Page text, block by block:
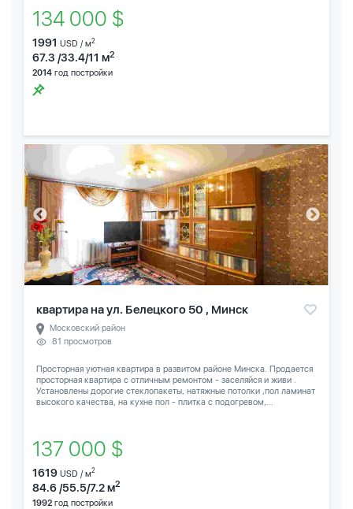
134 000 $
1991 USD / м2
67.3 /33.4/11 м2
2014 год постройки
квартира на ул. Белецкого 50 , Минск
Московский район
81 просмотров
Просторная уютная квартира в развитом районе Минска. Продается
просторная квартира с отличным ремонтом - заселяйся и живи .
Установлены дорогие стеклопакеты, натяжные потолки ,пол ламинат
высокого качества, на кухне пол - плитка с подогревом,...
137 000 $
1619 USD / м2
84.6 /55.5/7.2 м2
1992 год постройки